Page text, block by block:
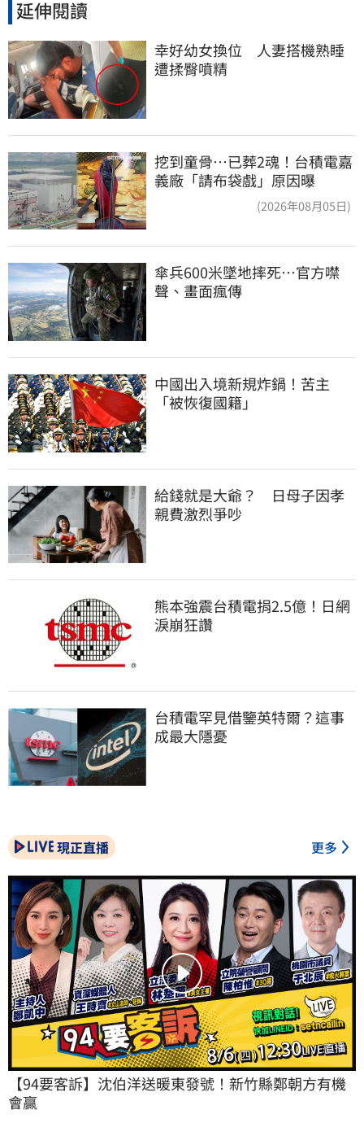
延伸閱讀
幸好幼女換位　人妻搭機熟睡
遭揉臀噴精
挖到童骨…已葬2魂！台積電嘉
義廠「請布袋戲」原因曝
(2026年08月05日)
傘兵600米墜地摔死…官方噤
聲、畫面瘋傳
中國出入境新規炸鍋！苦主
「被恢復國籍」
給錢就是大爺？　日母子因孝
親費激烈爭吵
熊本強震台積電捐2.5億！日網
淚崩狂讚
台積電罕見借鑒英特爾？這事
成最大隱憂
現正直播 更多
【94要客訴】沈伯洋送暖東發號！新竹縣鄭朝方有機
會贏